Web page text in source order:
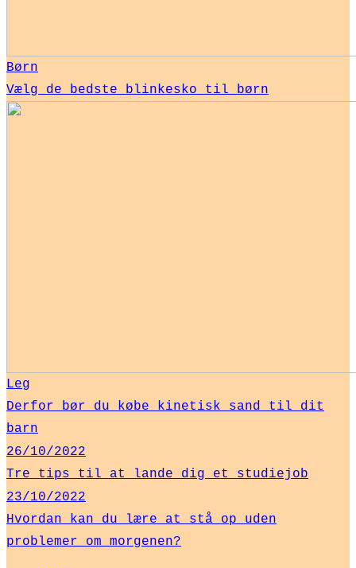
Børn
Vælg de bedste blinkesko til børn
Leg
Derfor bør du købe kinetisk sand til dit
barn
26/10/2022
Tre tips til at lande dig et studiejob
23/10/2022
Hvordan kan du lære at stå op uden
problemer om morgenen?